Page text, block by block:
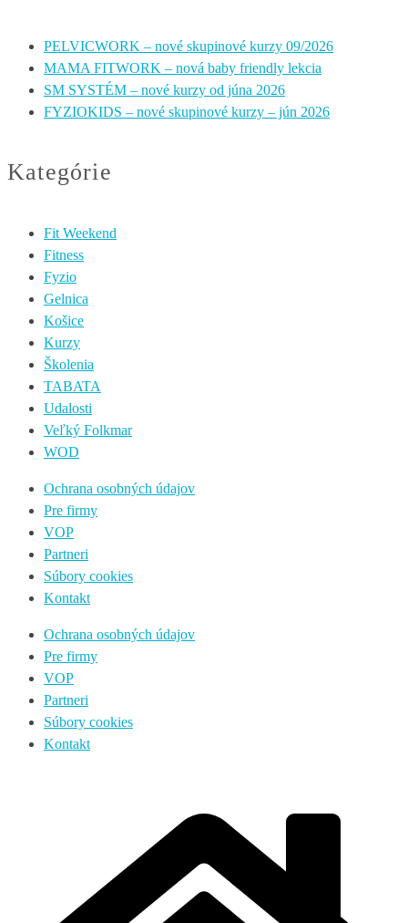
PELVICWORK – nové skupinové kurzy 09/2026
MAMA FITWORK – nová baby friendly lekcia
SM SYSTÉM – nové kurzy od júna 2026
FYZIOKIDS – nové skupinové kurzy – jún 2026
Kategórie
Fit Weekend
Fitness
Fyzio
Gelnica
Košice
Kurzy
Školenia
TABATA
Udalosti
Veľký Folkmar
WOD
Ochrana osobných údajov
Pre firmy
VOP
Partneri
Súbory cookies
Kontakt
Ochrana osobných údajov
Pre firmy
VOP
Partneri
Súbory cookies
Kontakt